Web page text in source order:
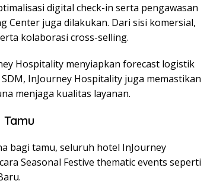
digital check-in serta pengawasan
Center juga dilakukan. Dari sisi komersial,
kolaborasi cross-selling.
Hospitality menyiapkan forecast logistik
InJourney Hospitality juga memastikan
menjaga kualitas layanan.
bagi tamu, seluruh hotel InJourney
Seasonal Festive thematic events seperti